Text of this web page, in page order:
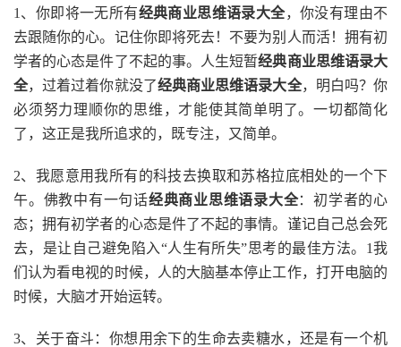
1、你即将一无所有经典商业思维语录大全，你没有理由不
去跟随你的心。记住你即将死去！不要为别人而活！拥有初
学者的心态是件了不起的事。人生短暂经典商业思维语录大
全，过着过着你就没了经典商业思维语录大全，明白吗？你
必须努力理顺你的思维，才能使其简单明了。一切都简化
了，这正是我所追求的，既专注，又简单。
2、我愿意用我所有的科技去换取和苏格拉底相处的一个下
午。佛教中有一句话经典商业思维语录大全：初学者的心
态；拥有初学者的心态是件了不起的事情。谨记自己总会死
去，是让自己避免陷入“人生有所失”思考的最佳方法。1我
们认为看电视的时候，人的大脑基本停止工作，打开电脑的
时候，大脑才开始运转。
3、关于奋斗：你想用余下的生命去卖糖水，还是有一个机